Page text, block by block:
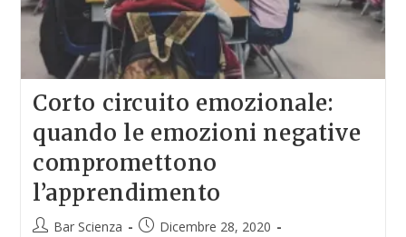
Corto circuito emozionale:
quando le emozioni negative
compromettono
l’apprendimento
Bar Scienza
Dicembre 28, 2020